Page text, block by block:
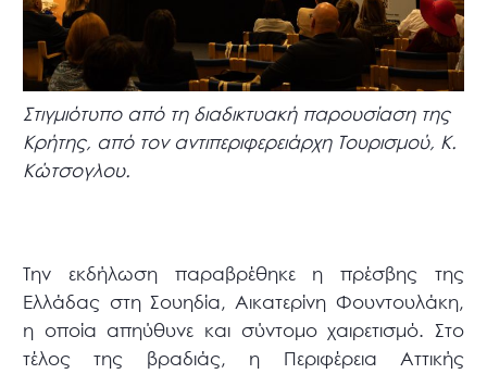
Στιγμιότυπο από τη διαδικτυακή παρουσίαση της
Κρήτης, από τον αντιπεριφερειάρχη Τουρισμού, Κ.
Κώτσογλου.
Την εκδήλωση παραβρέθηκε η πρέσβης της
Ελλάδας στη Σουηδία, Αικατερίνη Φουντουλάκη,
η οποία απηύθυνε και σύντομο χαιρετισμό. Στο
τέλος της βραδιάς, η Περιφέρεια Αττικής